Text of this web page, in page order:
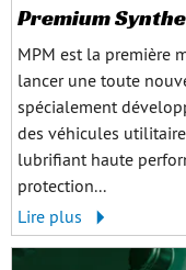
Premium
MPM est la première
lancer une toute
spécialement
des véhicules
lubrifiant haute
protection...
Lire plus